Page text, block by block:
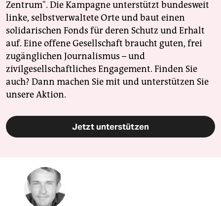
Zentrum". Die Kampagne unterstützt bundesweit
linke, selbstverwaltete Orte und baut einen
solidarischen Fonds für deren Schutz und Erhalt
auf. Eine offene Gesellschaft braucht guten, frei
zugänglichen Journalismus – und
zivilgesellschaftliches Engagement. Finden Sie
auch? Dann machen Sie mit und unterstützen Sie
unsere Aktion.
Jetzt unterstützen